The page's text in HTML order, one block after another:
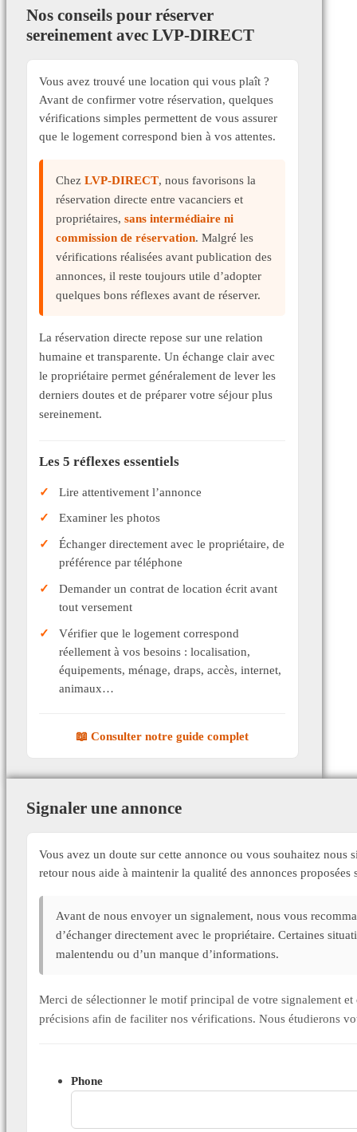
Nos conseils pour réserver
sereinement avec LVP-DIRECT
Vous avez trouvé une location qui vous plaît ?
Avant de confirmer votre réservation, quelques
vérifications simples permettent de vous assurer
que le logement correspond bien à vos attentes.
Chez LVP-DIRECT, nous favorisons la
réservation directe entre vacanciers et
propriétaires, sans intermédiaire ni
commission de réservation. Malgré les
vérifications réalisées avant publication des
annonces, il reste toujours utile d’adopter
quelques bons réflexes avant de réserver.
La réservation directe repose sur une relation
humaine et transparente. Un échange clair avec
le propriétaire permet généralement de lever les
derniers doutes et de préparer votre séjour plus
sereinement.
Les 5 réflexes essentiels
Lire attentivement l’annonce
Examiner les photos
Échanger directement avec le propriétaire, de
préférence par téléphone
Demander un contrat de location écrit avant
tout versement
Vérifier que le logement correspond
réellement à vos besoins : localisation,
équipements, ménage, draps, accès, internet,
animaux…
📖 Consulter notre guide complet
Signaler une annonce
Vous avez un doute sur cette annonce ou vous souhaitez
retour nous aide à maintenir la qualité des annonces proposées
Avant de nous envoyer un signalement, nous vous
d’échanger directement avec le propriétaire. Certaines
malentendu ou d’un manque d’informations.
Merci de sélectionner le motif principal de votre signalement
précisions afin de faciliter nos vérifications. Nous étudierons
Phone